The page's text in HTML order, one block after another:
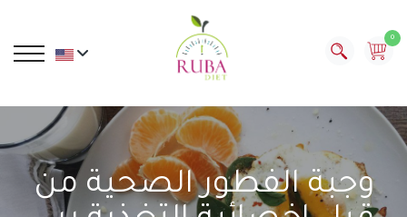
0
وجبة الفطور الصحية من